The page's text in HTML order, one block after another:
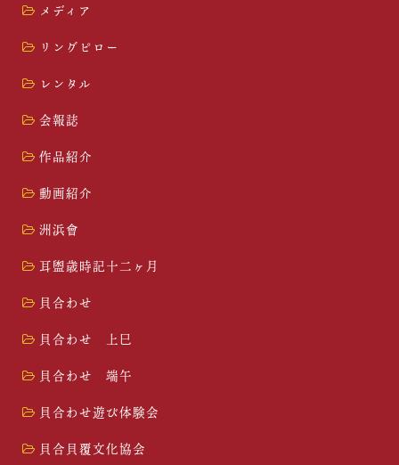
メディア
リングピロー
レンタル
会報誌
作品紹介
動画紹介
洲浜會
耳盥歳時記十二ヶ月
貝合わせ
貝合わせ 上巳
貝合わせ 端午
貝合わせ遊び体験会
貝合貝覆文化協会